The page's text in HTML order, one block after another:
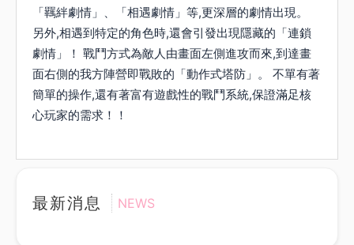
「羈絆劇情」、「相遇劇情」等,更深層的劇情出現。
另外,相遇到特定的角色時,還會引發出現隱藏的「連鎖
劇情」！ 戰鬥方式為敵人由畫面左側進攻而來,到達畫
面右側的我方陣營即戰敗的「動作式塔防」。 不單有著
簡單的操作,還有著富有遊戲性的戰鬥系統,保證滿足核
心玩家的需求！！
最新消息 NEWS